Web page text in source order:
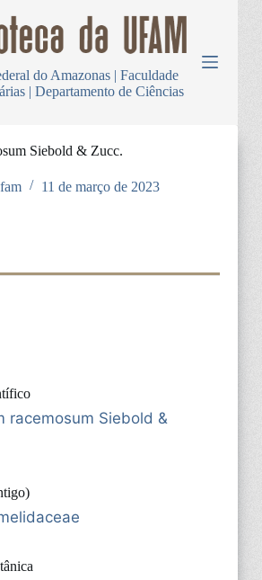
do Amazonas | Faculdade
| Departamento de Ciências
Siebold & Zucc.
11 de março de 2023
racemosum Siebold &